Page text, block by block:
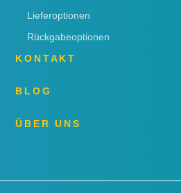
Lieferoptionen
Rückgabeoptionen
KONTAKT
BLOG
ÜBER UNS